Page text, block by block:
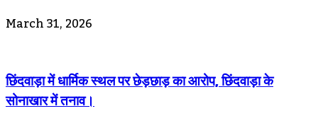
March 31, 2026
छिंदवाड़ा में धार्मिक स्थल पर छेड़छाड़ का आरोप, छिंदवाड़ा के
सोनाखार में तनाव।